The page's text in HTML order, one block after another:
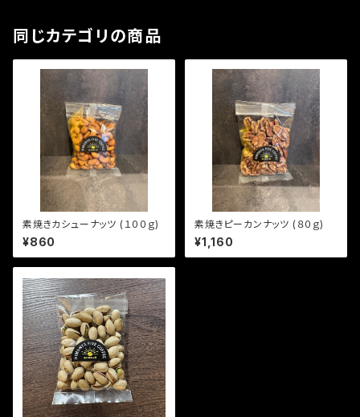
同じカテゴリの商品
素焼きカシューナッツ (１００ｇ)
¥860
素焼きピーカンナッツ (８０ｇ)
¥1,160